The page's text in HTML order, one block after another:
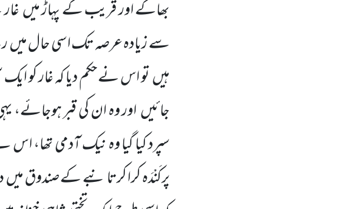
بھاگے اور قریب کے پہاڑ میں
سے زیادہ عرصہ تک اسی حال میں
ہیں تو اس نے حکم دیا کہ غار کو ایک
جائیں اور وہ ان کی قبر
سپرد کیا گیا وہ نیک آدمی تھا،
پرکَنْدَہ کرا کرتا نبے کے صندوق میں